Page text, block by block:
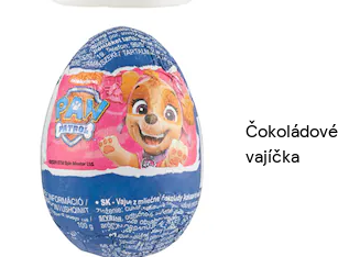
Čokoládové
vajíčka